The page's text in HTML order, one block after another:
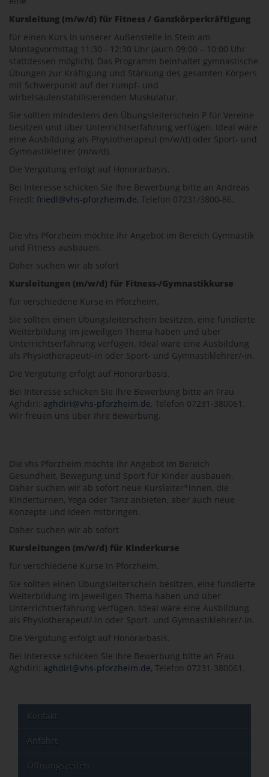
Kursleitung (m/w/d) für Fitness / Ganzkörperkräftigung
für einen Kurs in unserer Außenstelle in Stein am
Montagvormittag 11:30 - 12:30 Uhr (auch 09:00 – 10:00 Uhr
stattdessen möglich). Das Programm beinhaltet gymnastische
Übungen zur Kräftigung und Stärkung des gesamten Körpers
mit Schwerpunkt auf der rumpf- und
wirbelsäulenstabilisierenden Muskulatur.
Sie sollten mindestens den Übungsleiterschein P für Vereine
besitzen und über Unterrichtserfahrung verfügen. Ideal wäre
eine Ausbildung als Physiotherapeut (m/w/d) oder Sport- und
Gymnastiklehrer (m/w/d).
Die Vergütung erfolgt auf Honorarbasis.
Bei Interesse schicken Sie Ihre Bewerbung bitte an Andreas
Friedl: friedl@vhs-pforzheim.de, Telefon 07231/3800-86.
Die vhs Pforzheim möchte ihr Angebot im Bereich Gymnastik
und Fitness ausbauen.
Daher suchen wir ab sofort
Kursleitungen (m/w/d) für Fitness-/Gymnastikkurse
für verschiedene Kurse in Pforzheim.
Sie sollten einen Übungsleiterschein besitzen, eine fundierte
Weiterbildung im jeweiligen Thema haben und über
Unterrichtserfahrung verfügen. Ideal wäre eine Ausbildung
als Physiotherapeut/-in oder Sport- und Gymnastiklehrer/-in.
Die Vergütung erfolgt auf Honorarbasis.
Bei Interesse schicken Sie Ihre Bewerbung bitte an Frau
Aghdiri: aghdiri@vhs-pforzheim.de, Telefon 07231-380061.
Wir freuen uns über Ihre Bewerbung.
Die vhs Pforzheim möchte ihr Angebot im Bereich
Gesundheit, Bewegung und Sport für Kinder ausbauen.
Daher suchen wir ab sofort neue Kursleiter*innen, die
Kinderturnen, Yoga oder Tanz anbieten, aber auch neue
Konzepte und Ideen mitbringen.
Daher suchen wir ab sofort
Kursleitungen (m/w/d) für Kinderkurse
für verschiedene Kurse in Pforzheim.
Sie sollten einen Übungsleiterschein besitzen, eine fundierte
Weiterbildung im jeweiligen Thema haben und über
Unterrichtserfahrung verfügen. Ideal wäre eine Ausbildung
als Physiotherapeut/-in oder Sport- und Gymnastiklehrer/-in.
Die Vergütung erfolgt auf Honorarbasis.
Bei Interesse schicken Sie Ihre Bewerbung bitte an Frau
Aghdiri: aghdiri@vhs-pforzheim.de, Telefon 07231-380061.
Kontakt
Anfahrt
Öffnungszeiten